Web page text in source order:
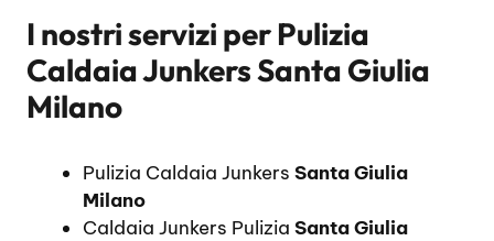
I nostri servizi perPulizia
Caldaia Junkers Santa Giulia
Milano
Pulizia Caldaia Junkers Santa Giulia
Milano
Caldaia Junkers Pulizia Santa Giulia